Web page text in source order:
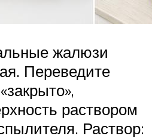
жалюзи
Переведите
раствором
Раствор: